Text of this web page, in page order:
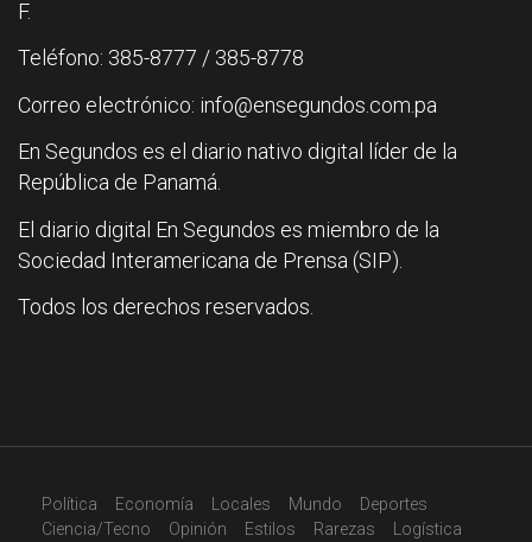
F.
Teléfono: 385-8777 / 385-8778
Correo electrónico: info@ensegundos.com.pa
En Segundos es el diario nativo digital líder de la
República de Panamá.
El diario digital En Segundos es miembro de la
Sociedad Interamericana de Prensa (SIP).
Todos los derechos reservados.
Política Economía Locales Mundo
Deportes
Ciencia/Tecno
Opinión Estilos Rarezas Logística